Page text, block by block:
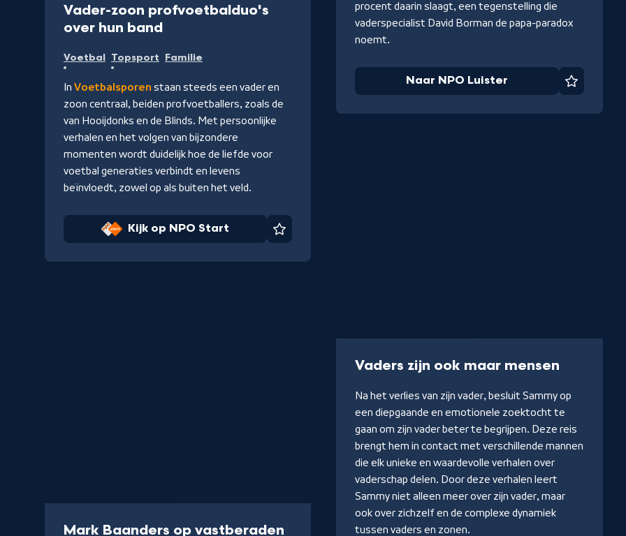
procent daarin slaagt, een tegenstelling die
vaderspecialist David Borman de papa-paradox
noemt.
Naar NPO Luister Favoriet
Vader-zoon profvoetbalduo's
over hun band-
op
NPO
Start
Voetbal Topsport Familie
In Voetbalsporen staan steeds een vader en
zoon centraal, beiden profvoetballers, zoals de
van Hooijdonks en de Blinds. Met persoonlijke
verhalen en het volgen van bijzondere
momenten wordt duidelijk hoe de liefde voor
voetbal generaties verbindt en levens
beïnvloedt, zowel op als buiten het veld.
Kijk op NPO Start Favoriet
Vaders zijn ook maar mensen
op
NPO
Start
Na het verlies van zijn vader, besluit Sammy op
een diepgaande en emotionele zoektocht te
gaan om zijn vader beter te begrijpen. Deze reis
brengt hem in contact met verschillende mannen
die elk unieke en waardevolle verhalen over
vaderschap delen. Door deze verhalen leert
Sammy niet alleen meer over zijn vader, maar
ook over zichzelf en de complexe dynamiek
tussen vaders en zonen.
Mark Baanders op vastberaden